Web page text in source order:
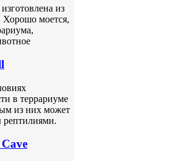
из
Хорошо моется,
в террариуме
из них может
рептилиями.